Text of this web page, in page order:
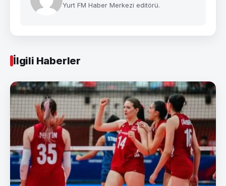
Yurt FM Haber Merkezi editörü.
İlgili Haberler